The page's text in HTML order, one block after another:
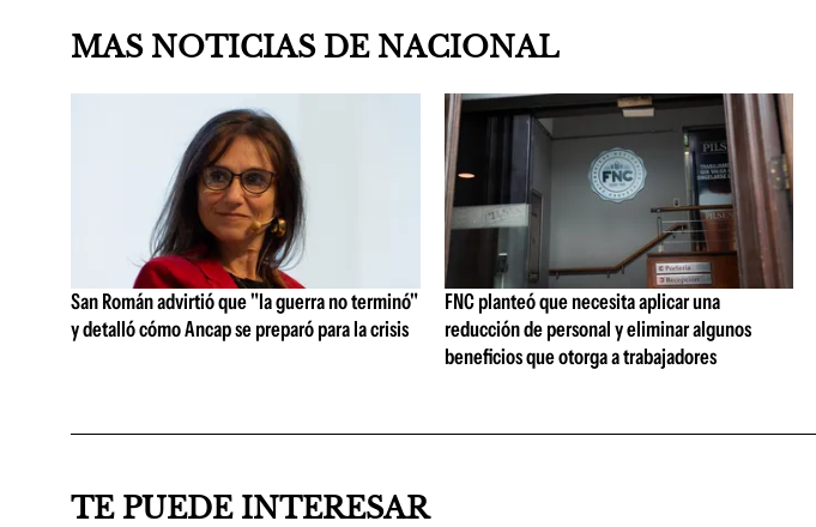
MAS NOTICIAS DE NACIONAL
San Román advirtió que "la guerra no terminó"
y detalló cómo Ancap se preparó para la crisis
FNC planteó que necesita aplicar una
reducción de personal y eliminar algunos
beneficios que otorga a trabajadores
TE PUEDE INTERESAR